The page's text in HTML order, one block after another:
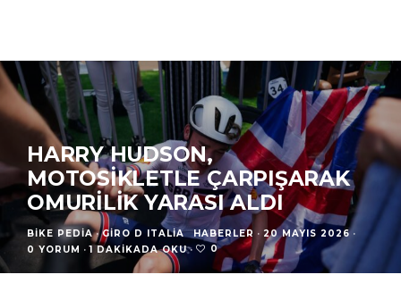
HARRY HUDSON,
MOTOSIKLETLE ÇARPIŞARAK
OMURILIK YARASI ALDI
BIKE PEDIA · GIRO D ITALIA HABERLER · 20 MAYIS 2026 ·
0 YORUM · 1 DAKIKADA OKU · 0